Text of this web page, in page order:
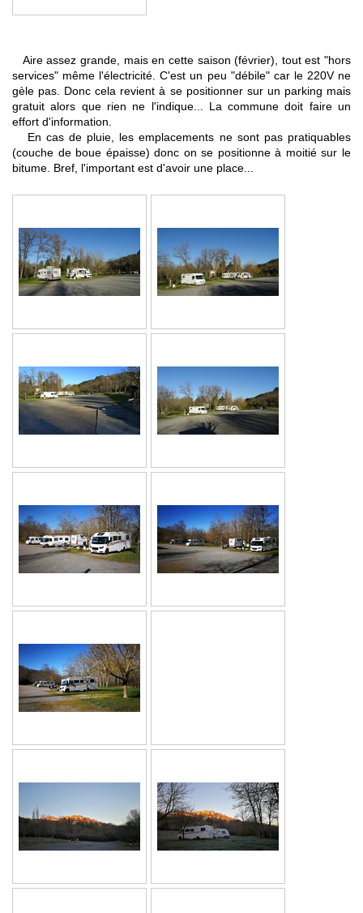
Aire assez grande, mais en cette saison (février), tout est "hors
services" même l'électricité. C'est un peu "débile" car le 220V ne
gèle pas. Donc cela revient à se positionner sur un parking mais
gratuit alors que rien ne l'indique... La commune doit faire un
effort d'information.
En cas de pluie, les emplacements ne sont pas pratiquables
(couche de boue épaisse) donc on se positionne à moitié sur le
bitume. Bref, l'important est d'avoir une place...